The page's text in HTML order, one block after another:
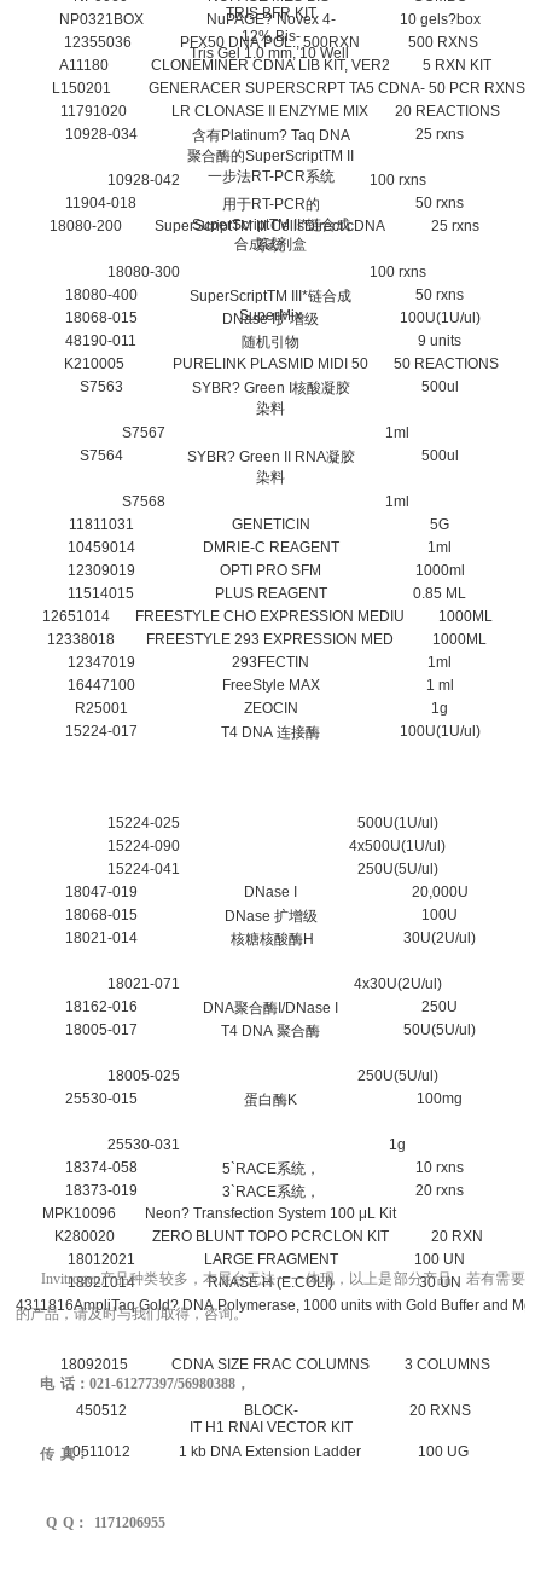
TRIS BFR KIT
NP0321BOX
NuPAGE? Novex 4-
12% Bis-
Tris Gel 1.0 mm, 10 Well
10 gels?box
12355036
PFX50 DNA POL., 500RXN
500 RXNS
A11180
CLONEMINER CDNA LIB KIT, VER2
5 RXN KIT
L150201
GENERACER SUPERSCRPT TA5 CDNA- 50 PCR RXNS
11791020
LR CLONASE II ENZYME MIX
20 REACTIONS
10928-034
含有Platinum? Taq DNA
聚合酶的SuperScriptTM II
一步法RT-PCR系统
25 rxns
10928-042
100 rxns
11904-018
用于RT-PCR的
SuperScriptTM II*链合成
系统
50 rxns
18080-200
SuperScriptTM III CellsDirect cDNA
合成试剂盒
25 rxns
18080-300
100 rxns
18080-400
SuperScriptTM III*链合成
SuperMix
50 rxns
18068-015
DNase I扩增级
100U(1U/ul)
48190-011
随机引物
9 units
K210005
PURELINK PLASMID MIDI 50
50 REACTIONS
S7563
SYBR? Green I核酸凝胶
染料
500ul
S7567
1ml
S7564
SYBR? Green II RNA凝胶
染料
500ul
S7568
1ml
11811031
GENETICIN
5G
10459014
DMRIE-C REAGENT
1ml
12309019
OPTI PRO SFM
1000ml
11514015
PLUS REAGENT
0.85 ML
12651014
FREESTYLE CHO EXPRESSION MEDIU
1000ML
12338018
FREESTYLE 293 EXPRESSION MED
1000ML
12347019
293FECTIN
1ml
16447100
FreeStyle MAX
1 ml
R25001
ZEOCIN
1g
15224-017
T4 DNA 连接酶 100U(1U/ul)
15224-025
500U(1U/ul)
15224-090
4x500U(1U/ul)
15224-041
250U(5U/ul)
18047-019
DNase I
20,000U
18068-015
DNase 扩增级
100U
18021-014
核糖核酸酶H 30U(2U/ul)
18021-071
4x30U(2U/ul)
18162-016
DNA聚合酶I/DNase I
250U
18005-017
T4 DNA 聚合酶 50U(5U/ul)
18005-025
250U(5U/ul)
25530-015
蛋白酶K 100mg
25530-031
1g
18374-058
5`RACE系统，
10 rxns
18373-019
3`RACE系统，
20 rxns
MPK10096
Neon? Transfection System 100 μL Kit
K280020
ZERO BLUNT TOPO PCRCLON KIT
20 RXN
18012021
LARGE FRAGMENT
100 UN
18021014
RNASE H (E.COLI)
30 UN
4311816AmpliTaq Gold? DNA Polymerase, 1000 units with Gold Buffer and
18092015 CDNA SIZE FRAC COLUMNS 3 COLUMNS
450512
BLOCK-
IT H1 RNAI VECTOR KIT
20 RXNS
10511012 1 kb DNA Extension Ladder 100 UG
Invitrogen产品种类较多，本展台无法一一体现 ， 以上是部分产品，若有需要
的产品，请及时与我们取得，咨询。
电 话：021-61277397/56980388 ，
传 真：
Q Q ： 1171206955